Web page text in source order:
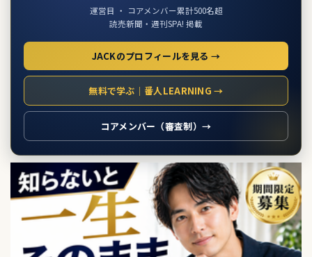
運営目 ・ コアメンバー累計500名超
読売新聞・週刊SPA! 掲載
JACKのプロフィールを見る →
無料で学ぶ｜番人LEARNING →
コアメンバー（審査制）→